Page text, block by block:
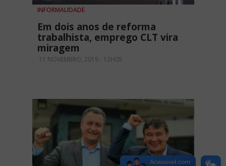
INFORMALIDADE
Em dois anos de reforma
trabalhista, emprego CLT vira
miragem
11 NOVEMBRO, 2019 - 12H05